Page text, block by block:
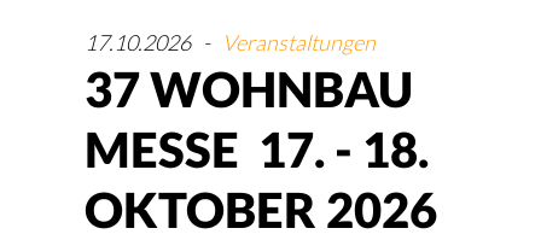
17.10.2026 - Veranstaltungen
37 WOHNBAU
MESSE 17. - 18.
OKTOBER 2026